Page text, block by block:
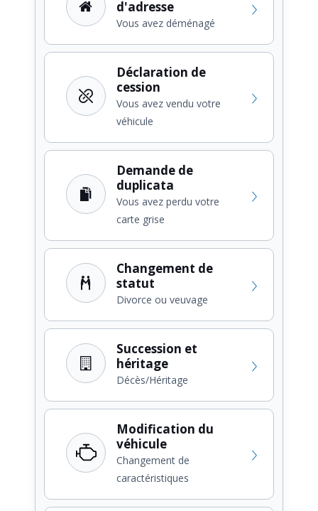
d'adresse
Vous avez déménagé
Déclaration de
cession
Vous avez vendu votre
véhicule
Demande de
duplicata
Vous avez perdu votre
carte grise
Changement de
statut
Divorce ou veuvage
Succession et
héritage
Décès/Héritage
Modification du
véhicule
Changement de
caractéristiques